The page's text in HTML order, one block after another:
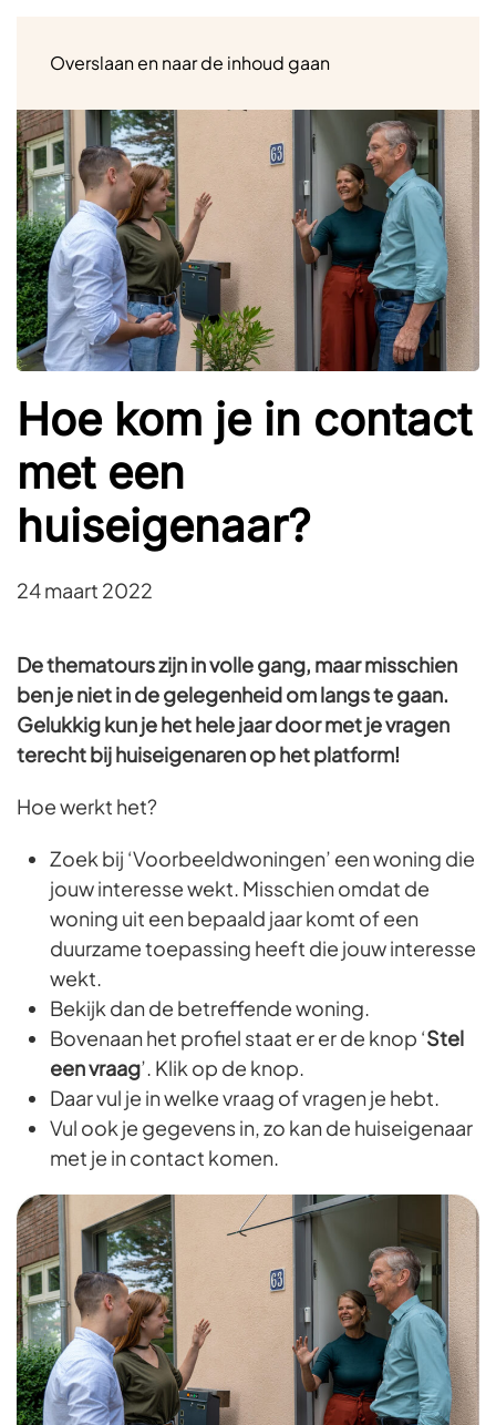
Overslaan en naar de inhoud gaan
Hoe kom je in contact
met een
huiseigenaar?
24 maart 2022
De thematours zijn in volle gang, maar misschien
ben je niet in de gelegenheid om langs te gaan.
Gelukkig kun je het hele jaar door met je vragen
terecht bij huiseigenaren op het platform!
Hoe werkt het?
Zoek bij ‘Voorbeeldwoningen’ een woning die
jouw interesse wekt. Misschien omdat de
woning uit een bepaald jaar komt of een
duurzame toepassing heeft die jouw interesse
wekt.
Bekijk dan de betreffende woning.
Bovenaan het profiel staat er er de knop ‘Stel
een vraag’. Klik op de knop.
Daar vul je in welke vraag of vragen je hebt.
Vul ook je gegevens in, zo kan de huiseigenaar
met je in contact komen.